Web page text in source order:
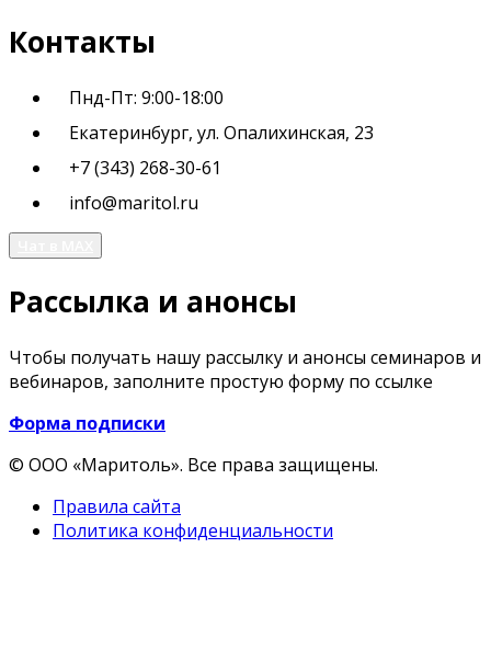
Контакты
Пнд-Пт: 9:00-18:00
Екатеринбург, ул. Опалихинская, 23
+7 (343) 268-30-61
info@maritol.ru
Рассылка и анонсы
Чтобы получать нашу рассылку и анонсы семинаров и
вебинаров, заполните простую форму по ссылке
Форма подписки
© ООО «Маритоль». Все права защищены.
Правила сайта
Политика конфиденциальности